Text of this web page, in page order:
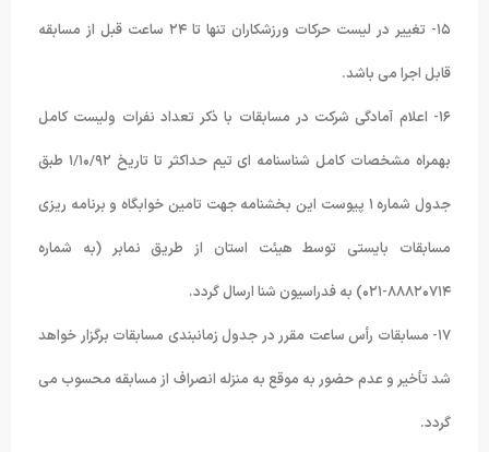
۱۵- تغییر در لیست حرکات ورزشکاران تنها تا ۲۴ ساعت قبل از مسابقه
قابل اجرا می باشد.
۱۶- اعلام آمادگی شرکت در مسابقات با ذکر تعداد نفرات ولیست کامل
بهمراه مشخصات کامل شناسنامه ای تیم حداکثر تا تاریخ ۱/۱۰/۹۲ طبق
جدول شماره ۱ پیوست این بخشنامه جهت تامین خوابگاه و برنامه ریزی
مسابقات بایستی توسط هیئت استان از طریق نمابر (به شماره
۸۸۸۲۰۷۱۴-۰۲۱) به فدراسیون شنا ارسال گردد.
۱۷- مسابقات رأس ساعت مقرر در جدول زمانبندی مسابقات برگزار خواهد
شد تأخیر و عدم حضور به موقع به منزله انصراف از مسابقه محسوب می
گردد.